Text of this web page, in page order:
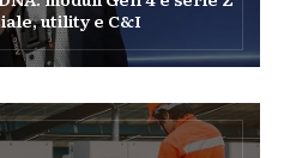
utility e C&I